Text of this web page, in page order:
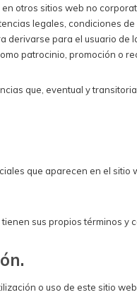
otros sitios web no
legales, condiciones
derivarse para el usuario
patrocinio, promoción o
que, eventual y
que aparecen en el
sus propios términos y
o uso de este sitio